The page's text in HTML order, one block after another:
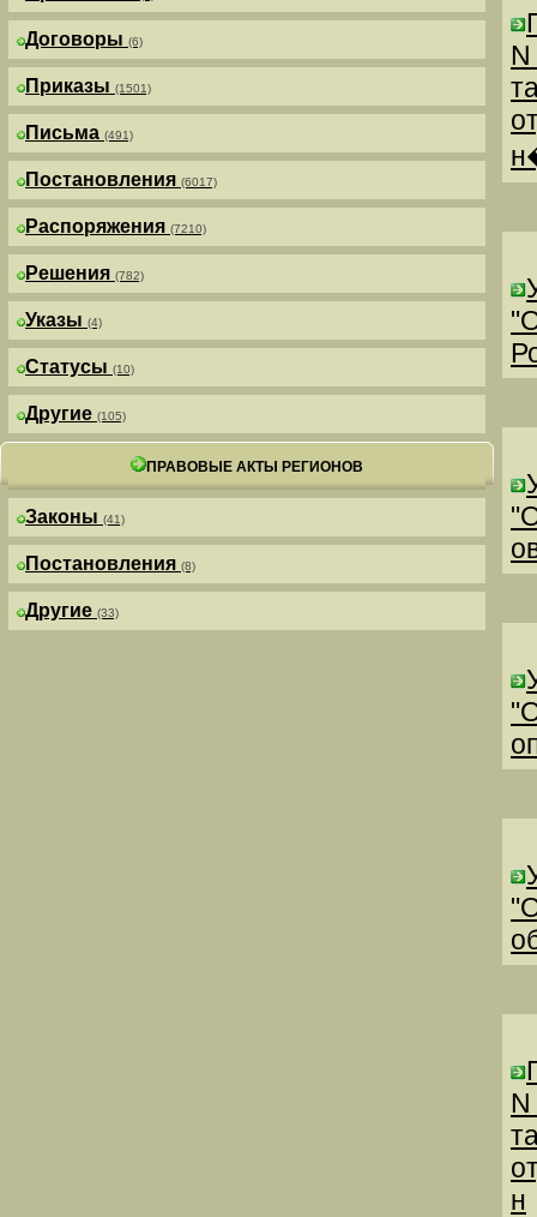
Договоры (6)
Приказы (1501)
Письма (491)
Постановления (6017)
Распоряжения (7210)
Решения (782)
Указы (4)
Статусы (10)
Другие (105)
ПРАВОВЫЕ АКТЫ РЕГИОНОВ
Законы (41)
Постановления (8)
Другие (33)
н